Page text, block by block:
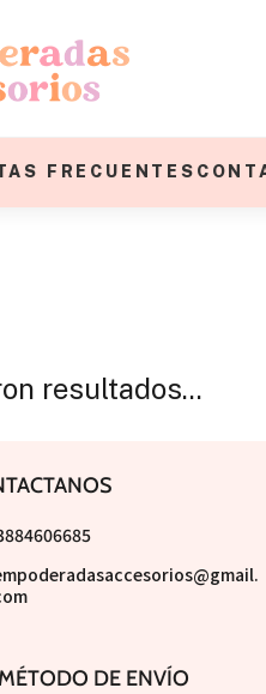
FRECUENTES
resultados...
DE ENVÍO